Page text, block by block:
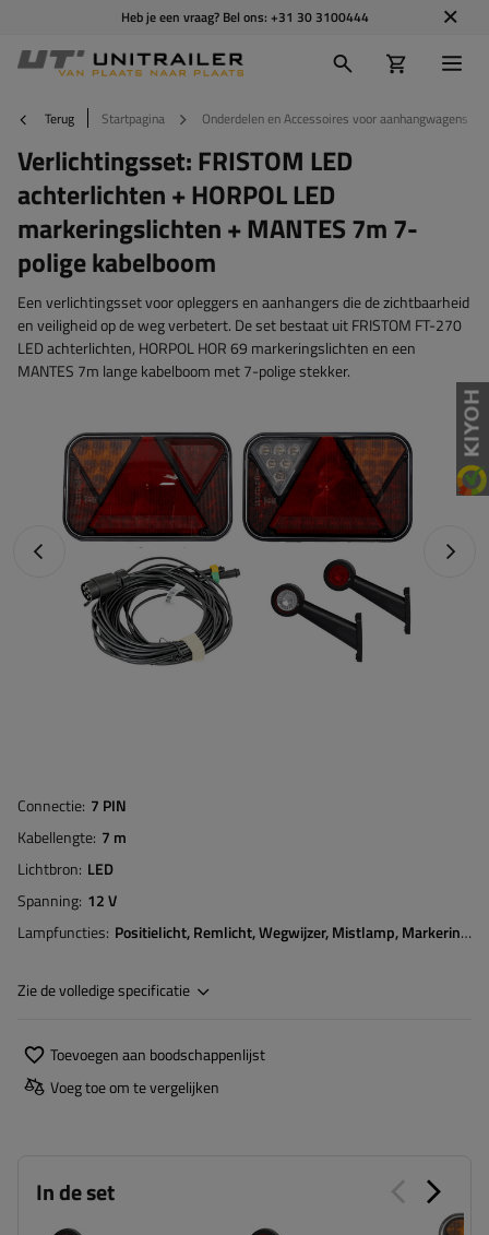
Heb je een vraag? Bel ons: +31 30 3100444
Terug Startpagina Onderdelen en Accessoires voor aanhangwagens
Verlichtingsset: FRISTOM LED
achterlichten + HORPOL LED
markeringslichten + MANTES 7m 7-
polige kabelboom
Een verlichtingsset voor opleggers en aanhangers die de zichtbaarheid
en veiligheid op de weg verbetert. De set bestaat uit FRISTOM FT-270
LED achterlichten, HORPOL HOR 69 markeringslichten en een
MANTES 7m lange kabelboom met 7-polige stekker.
Vorige foto
Connectie 7 PIN
Kabellengte 7 m
Lichtbron LED
Spanning 12 V
Lampfuncties Positielicht Remlicht Wegwijzer Mistlamp Markeringslicht
Zie de volledige specificatie
Toevoegen aan boodschappenlijst
Voeg toe om te vergelijken
In de set